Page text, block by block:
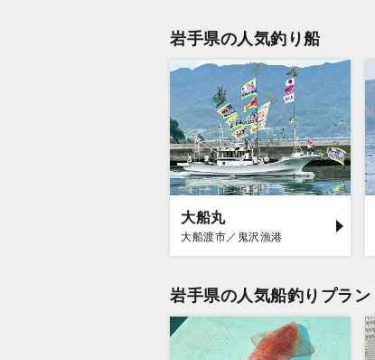
岩手県の人気釣り船
大船丸
大船渡市／鬼沢漁港
岩手県の人気船釣りプラン